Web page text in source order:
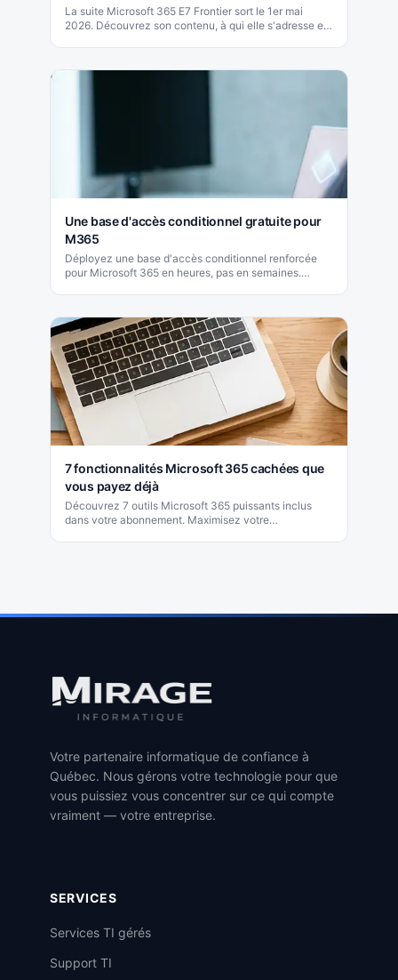
La suite Microsoft 365 E7 Frontier sort le 1er mai
2026. Découvrez son contenu, à qui elle s'adresse et
Une base d'accès conditionnel gratuite pour
M365
Déployez une base d'accès conditionnel renforcée
pour Microsoft 365 en heures, pas en semaines.
7 fonctionnalités Microsoft 365 cachées que
vous payez déjà
Découvrez 7 outils Microsoft 365 puissants inclus
dans votre abonnement. Maximisez votre
Votre partenaire informatique de confiance à
Québec. Nous gérons votre technologie pour que
vous puissiez vous concentrer sur ce qui compte
vraiment — votre entreprise.
SERVICES
Services TI gérés
Support TI